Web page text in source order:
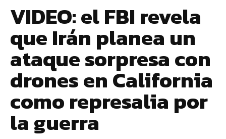
VIDEO: el FBI revela
que Irán planea un
ataque sorpresa con
drones en California
como represalia por
la guerra